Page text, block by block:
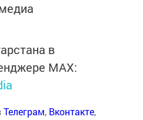
в
MАХ:
Телеграм, Вконтакте,